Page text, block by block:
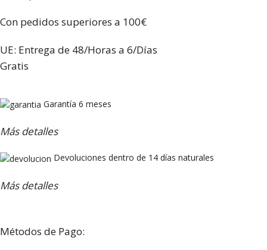
Con pedidos superiores a 100€
UE: Entrega de 48/Horas a 6/Días
Gratis
Garantía 6 meses
Más detalles
Devoluciones dentro de 14 días naturales
Más detalles
Métodos de Pago: